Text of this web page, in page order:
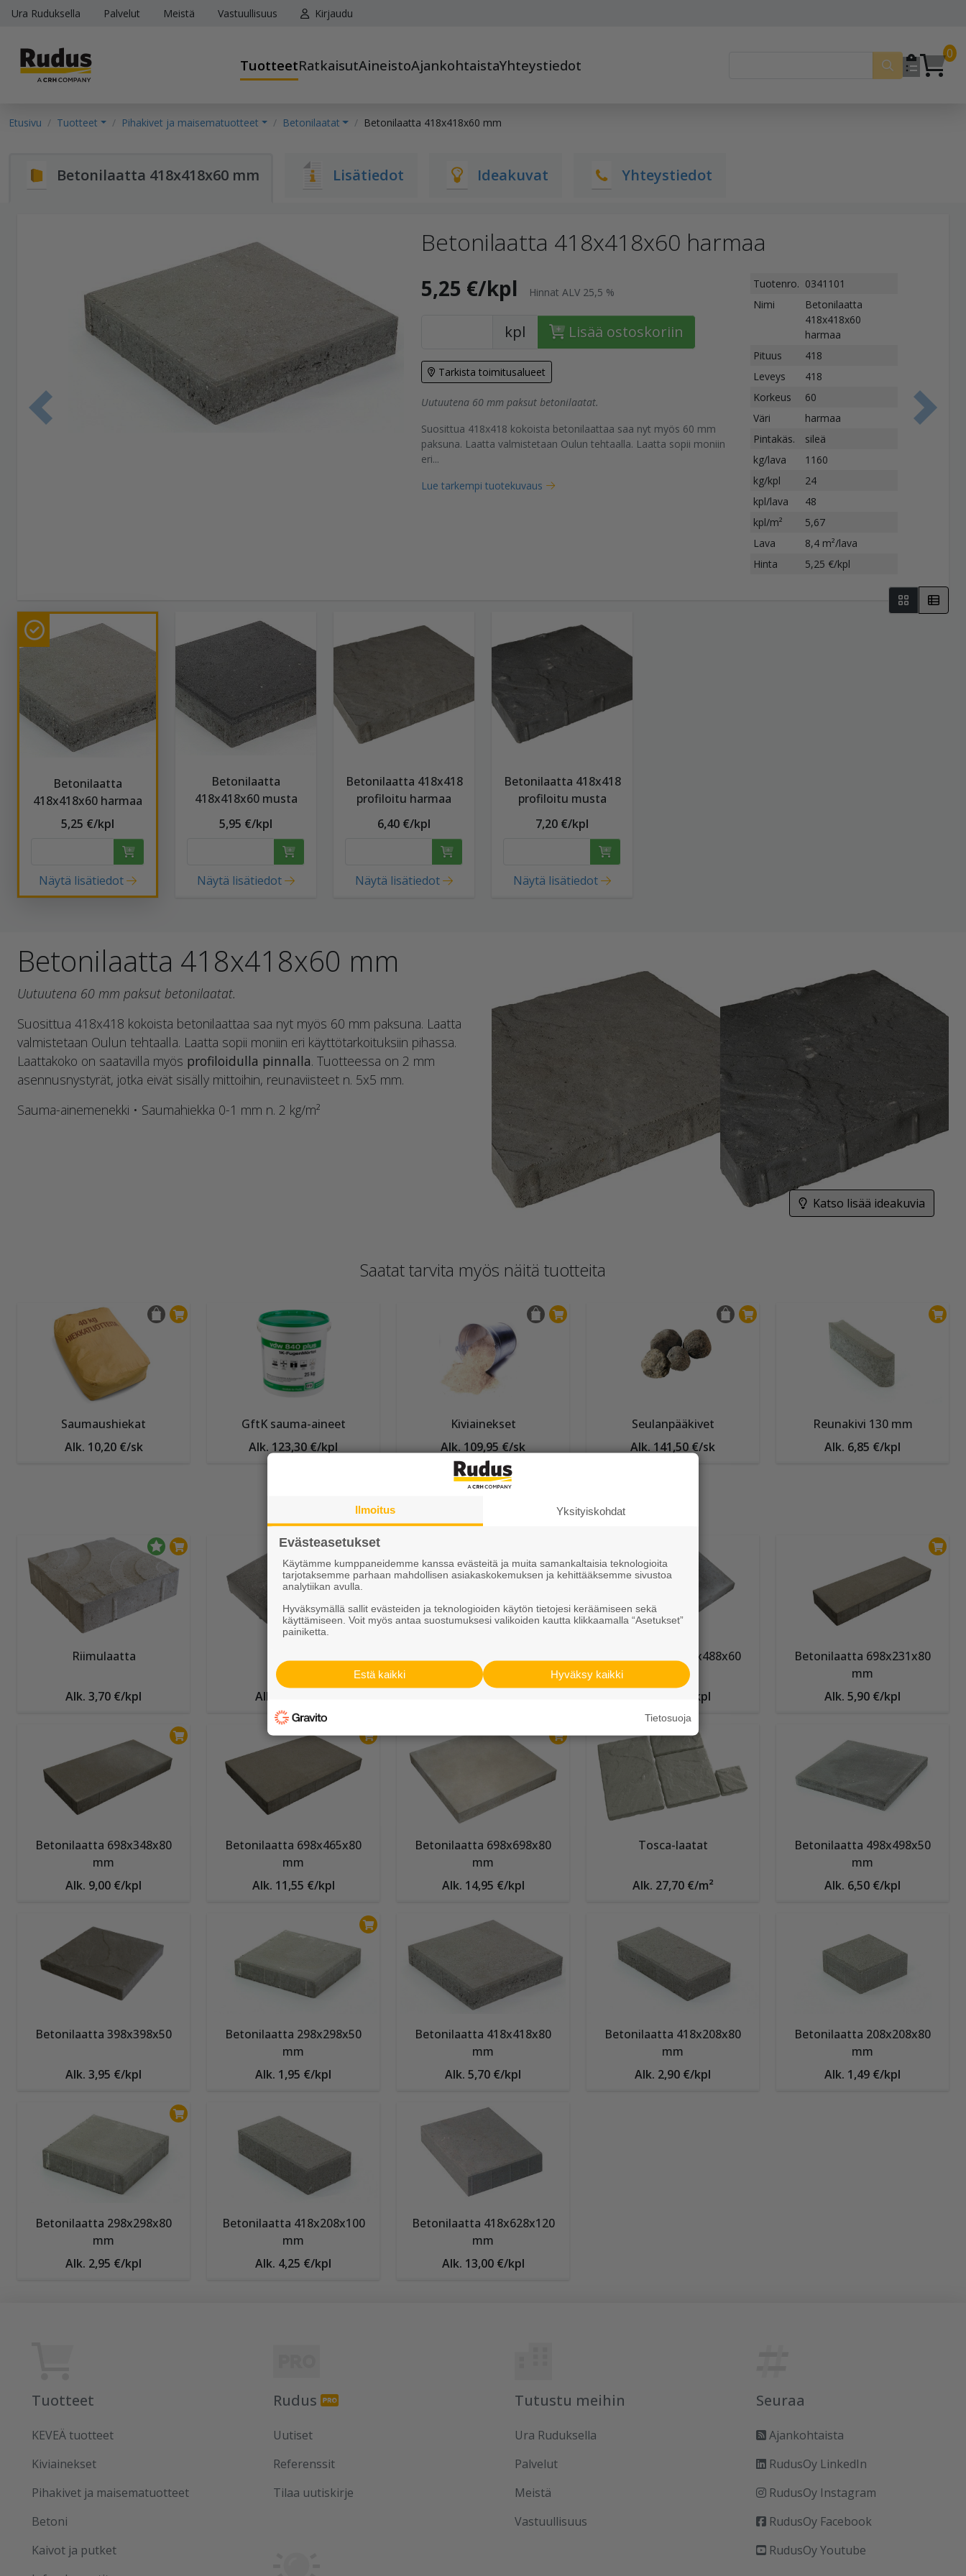
Ura Ruduksella Palvelut Meistä Vastuullisuus Kirjaudu
TuotteetRatkaisutAineistoAjankohtaistaYhteystiedot
0
Etusivu Tuotteet Pihakivet ja maisematuotteet Betonilaatat Betonilaatta 418x418x60 mm
Betonilaatta 418x418x60 mm Lisätiedot Ideakuvat Yhteystiedot
Edellinen tuote
Betonilaatta 418x418x60 harmaa
5,25 €/kpl Hinnat ALV 25,5 %
kpl Lisää ostoskoriin
Tarkista toimitusalueet
Uutuutena 60 mm paksut betonilaatat.
Suosittua 418x418 kokoista betonilaattaa saa nyt myös 60 mm
paksuna. Laatta valmistetaan Oulun tehtaalla. Laatta sopii moniin
eri...
Lue tarkempi tuotekuvaus
Tuotenro. 0341101
Nimi
Betonilaatta
418x418x60
harmaa
Pituus
418
Leveys
418
Korkeus
60
Väri
harmaa
Pintakäs.
sileä
kg/lava
1160
kg/kpl
24
kpl/lava
48
kpl/m²
5,67
Lava
8,4 m²/lava
Hinta
5,25 €/kpl
Betonilaatta
418x418x60 harmaa
5,25 €/kpl
Näytä lisätiedot
Betonilaatta
418x418x60 musta
5,95 €/kpl
Näytä lisätiedot
Betonilaatta 418x418
profiloitu harmaa
6,40 €/kpl
Näytä lisätiedot
Betonilaatta 418x418
profiloitu musta
7,20 €/kpl
Näytä lisätiedot
Betonilaatta 418x418x60 mm
Uutuutena 60 mm paksut betonilaatat.
Suosittua 418x418 kokoista betonilaattaa saa nyt myös 60 mm paksuna. Laatta
valmistetaan Oulun tehtaalla. Laatta sopii moniin eri käyttötarkoituksiin pihassa.
Laattakoko on saatavilla myös profiloidulla pinnalla. Tuotteessa on 2 mm
asennusnystyrät, jotka eivät sisälly mittoihin, reunaviisteet n. 5x5 mm.
Sauma-ainemenekki • Saumahiekka 0-1 mm n. 2 kg/m²
Katso lisää ideakuvia
Saatat tarvita myös näitä tuotteita
Saumaushiekat
Alk. 10,20 €/sk
GftK sauma-aineet
Alk. 123,30 €/kpl
Kiviainekset
Alk. 109,95 €/sk
Seulanpääkivet
Alk. 141,50 €/sk
Reunakivi 130 mm
Alk. 6,85 €/kpl
Riimulaatta
Alk. 3,70 €/kpl Alk. 5,55 €/kpl
mm
Betonilaatta 488x488x60
Alk. 7,15 €/kpl
Betonilaatta 698x231x80
mm
Alk. 5,90 €/kpl
Betonilaatta 698x348x80
mm
Alk. 9,00 €/kpl
Betonilaatta 698x465x80
mm
Alk. 11,55 €/kpl
Betonilaatta 698x698x80
mm
Alk. 14,95 €/kpl
Tosca-laatat
Alk. 27,70 €/m²
Betonilaatta 498x498x50
mm
Alk. 6,50 €/kpl
Betonilaatta 398x398x50
Alk. 3,95 €/kpl
Betonilaatta 298x298x50
mm
Alk. 1,95 €/kpl
Betonilaatta 418x418x80
mm
Alk. 5,70 €/kpl
Betonilaatta 418x208x80
mm
Alk. 2,90 €/kpl
Betonilaatta 208x208x80
mm
Alk. 1,49 €/kpl
Betonilaatta 298x298x80
mm
Alk. 2,95 €/kpl
Betonilaatta 418x208x100
mm
Alk. 4,25 €/kpl
Betonilaatta 418x628x120
mm
Alk. 13,00 €/kpl
Tuotteet
KEVEÄ tuotteet
Kiviainekset
Pihakivet ja maisematuotteet
Betoni
Kaivot ja putket
Rudus
Uutiset
Referenssit
Tilaa uutiskirje
Tutustu meihin
Ura Ruduksella
Palvelut
Meistä
Vastuullisuus
Seuraa
Ajankohtaista
RudusOy LinkedIn
RudusOy Instagram
RudusOy Facebook
RudusOy Youtube
Ilmoitus Yksityiskohdat
Evästeasetukset
Käytämme kumppaneidemme kanssa evästeitä ja muita samankaltaisia teknologioita
tarjotaksemme parhaan mahdollisen asiakaskokemuksen ja kehittääksemme sivustoa
analytiikan avulla.
Hyväksymällä sallit evästeiden ja teknologioiden käytön tietojesi keräämiseen sekä
käyttämiseen. Voit myös antaa suostumuksesi valikoiden kautta klikkaamalla “Asetukset”
painiketta.
Hyväksy kaikki
Estä kaikki
Tietosuoja